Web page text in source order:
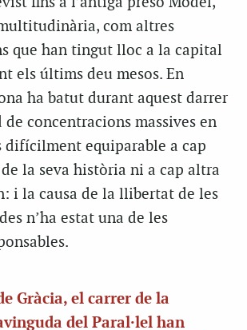
com altres
que han tingut lloc a la capital
els últims deu mesos. En
ha batut durant aquest darrer
de concentracions massives en
difícilment equiparable a cap
la seva història ni a cap altra
i la causa de la llibertat de les
n’ha estat una de les
Gràcia, el carrer de la
del Paral·lel han